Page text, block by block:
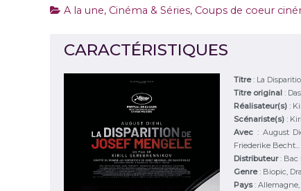
A la une, Cinéma & Séries, Coups de coeur
CARACTÉRISTIQUES
Titre: La
Titre original :
Réalisateur(s) :
Scénariste(s) :
Avec : August
Friederike Becht...
Distributeur: Bac
Genre: Biopic,
Pays: